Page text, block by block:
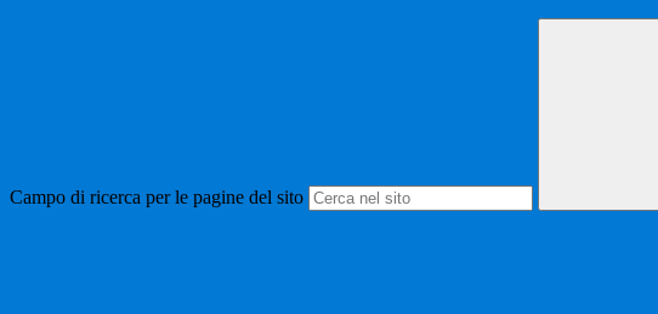
Campo di ricerca per le pagine del sito